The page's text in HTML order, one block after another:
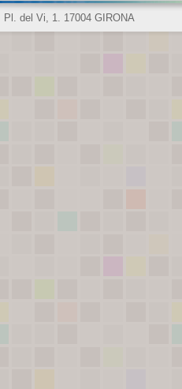
Pl. del Vi, 1. 17004 GIRONA